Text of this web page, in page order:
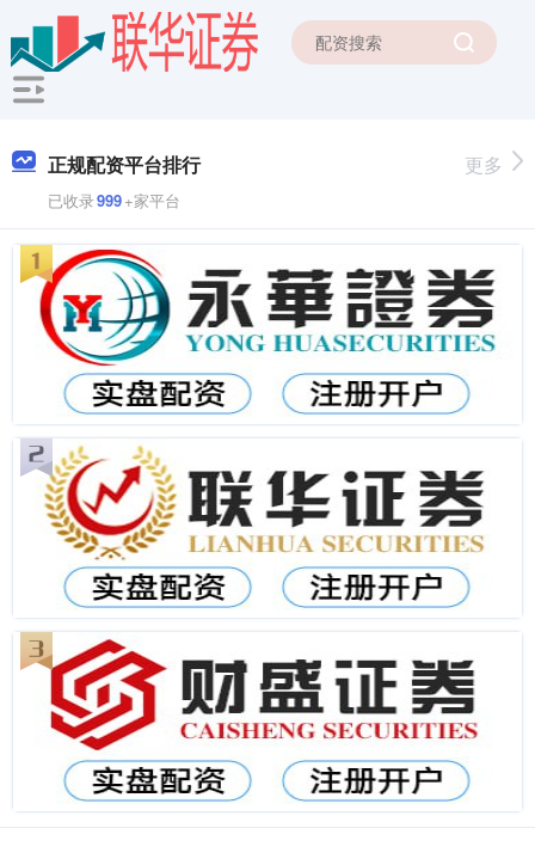
正规配资平台排行
已收录999+家平台
更多